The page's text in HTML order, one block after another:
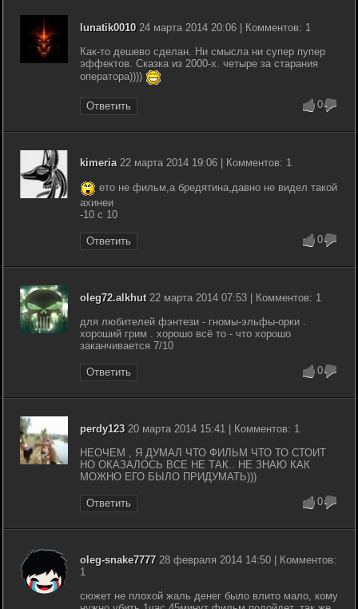
lunatik001024 марта 2014 20:06 | Комментов: 1
Как-то дешево сделан. Ни смысла ни супер пупер
эффектов. Сказка из 2000-х. четыре за старания
оператора))))
Ответить 0
kimeria22 марта 2014 19:06 | Комментов: 1
ето не фильм,а бредятина,давно не видел такой
ахинеи
-10 с 10
Ответить 0
oleg72.alkhut22 марта 2014 07:53 | Комментов: 1
для любителей фэнтези - гномы-эльфы-орки .
хороший грим . хорошо всё то - что хорошо
заканчивается 7/10
Ответить 0
perdy12320 марта 2014 15:41 | Комментов: 1
НЕОЧЕМ , Я ДУМАЛ ЧТО ФИЛЬМ ЧТО ТО СТОИТ
НО ОКАЗАЛОСЬ ВСЕ НЕ ТАК.. НЕ ЗНАЮ КАК
МОЖНО ЕГО БЫЛО ПРИДУМАТЬ)))
Ответить 0
oleg-snake777728 февраля 2014 14:50 | Комментов:
1
сюжет не плохой жаль денег было влито мало, кому